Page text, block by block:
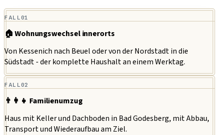
FALL01
🏠 Wohnungswechsel innerorts
Von Kessenich nach Beuel oder von der Nordstadt in die
Südstadt - der komplette Haushalt an einem Werktag.
FALL02
👨‍👩‍👧 Familienumzug
Haus mit Keller und Dachboden in Bad Godesberg, mit Abbau,
Transport und Wiederaufbau am Ziel.